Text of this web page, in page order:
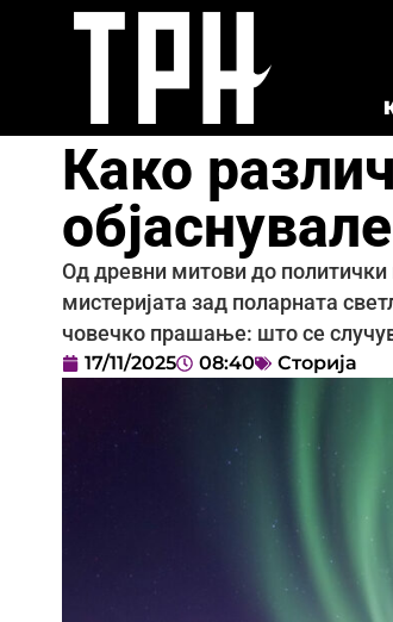
Како
Од древни митови до политички
мистеријата зад поларната
човечко прашање: што се
17/11/2025 08:40 Сторија